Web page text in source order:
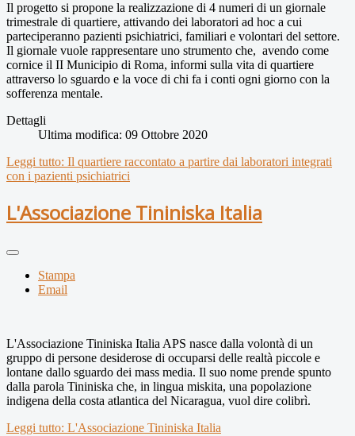
Il progetto si propone la realizzazione di 4 numeri di un giornale
trimestrale di quartiere, attivando dei laboratori ad hoc a cui
parteciperanno pazienti psichiatrici, familiari e volontari del settore.
Il giornale vuole rappresentare uno strumento che, avendo come
cornice il II Municipio di Roma, informi sulla vita di quartiere
attraverso lo sguardo e la voce di chi fa i conti ogni giorno con la
sofferenza mentale.
Dettagli
Ultima modifica: 09 Ottobre 2020
Leggi tutto: Il quartiere raccontato a partire dai laboratori integrati
con i pazienti psichiatrici
L'Associazione Tininiska Italia
Stampa
Email
L'Associazione Tininiska Italia APS nasce dalla volontà di un
gruppo di persone desiderose di occuparsi delle realtà piccole e
lontane dallo sguardo dei mass media. Il suo nome prende spunto
dalla parola Tininiska che, in lingua miskita, una popolazione
indigena della costa atlantica del Nicaragua, vuol dire colibrì.
Leggi tutto: L'Associazione Tininiska Italia